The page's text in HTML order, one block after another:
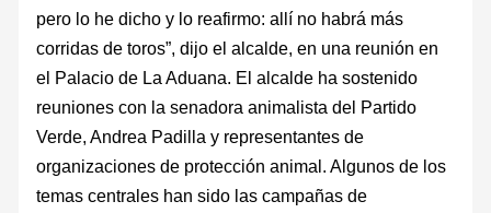
pero lo he dicho y lo reafirmo: allí no habrá más
corridas de toros”, dijo el alcalde, en una reunión en
el Palacio de La Aduana. El alcalde ha sostenido
reuniones con la senadora animalista del Partido
Verde, Andrea Padilla y representantes de
organizaciones de protección animal. Algunos de los
temas centrales han sido las campañas de